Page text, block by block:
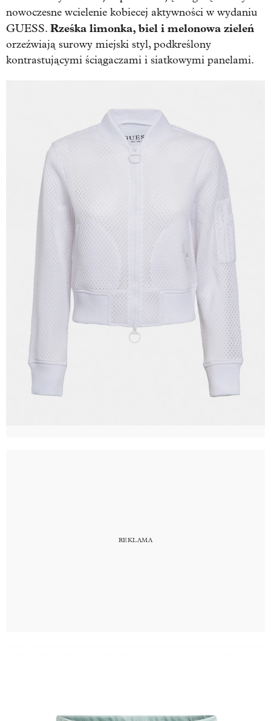
nowoczesne wcielenie kobiecej aktywności w wydaniu
GUESS. Rześka limonka, biel i melonowa zieleń
orzeźwiają surowy miejski styl, podkreślony
kontrastującymi ściągaczami i siatkowymi panelami.